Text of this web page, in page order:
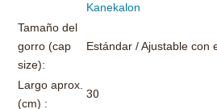
Kanekalon
Tamaño del
gorro (cap
size):
Estándar / Ajustable con
Largo aprox.
(cm) :
30